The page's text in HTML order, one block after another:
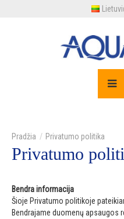
Privatumo politika
Privatumo
Bendra informacija
Šioje Privatumo politikoje
Bendrajame duomenų apsaugos